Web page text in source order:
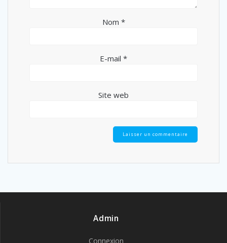
Nom *
E-mail *
Site web
Admin
Connexion